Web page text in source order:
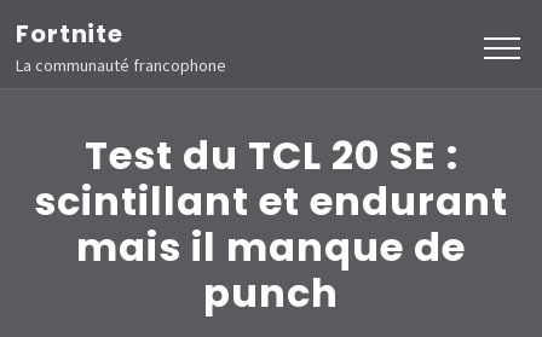
Aller
au
contenu
Fortnite
La communauté francophone
Test du TCL 20 SE :
scintillant et endurant
mais il manque de
punch